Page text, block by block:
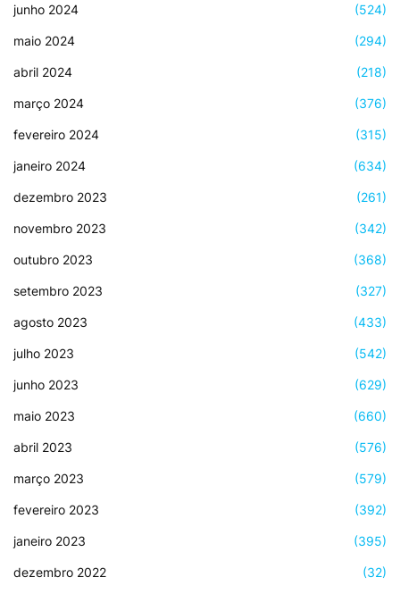
junho 2024 (524)
maio 2024 (294)
abril 2024 (218)
março 2024 (376)
fevereiro 2024 (315)
janeiro 2024 (634)
dezembro 2023 (261)
novembro 2023 (342)
outubro 2023 (368)
setembro 2023 (327)
agosto 2023 (433)
julho 2023 (542)
junho 2023 (629)
maio 2023 (660)
abril 2023 (576)
março 2023 (579)
fevereiro 2023 (392)
janeiro 2023 (395)
dezembro 2022 (32)